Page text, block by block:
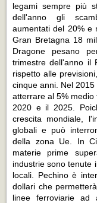
legami sempre più
dell'anno gli
aumentati del 20% e
Gran Bretagna 18
Dragone pesano
trimestre dell'anno il
rispetto alle
cinque anni. Nel
atterrare al 5%
2020 e il 2025.
crescita mondiale,
globali e può
della zona Ue. In
materie prime
industrie sono tenute
locali. Pechino è
dollari che
linee ferroviarie